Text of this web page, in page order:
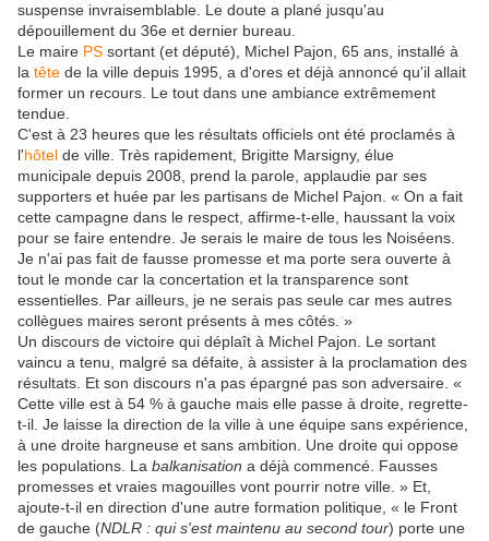
suspense invraisemblable. Le doute a plané jusqu'au
dépouillement du 36e et dernier bureau.
Le maire PS sortant (et député), Michel Pajon, 65 ans, installé à
la tête de la ville depuis 1995, a d'ores et déjà annoncé qu'il allait
former un recours. Le tout dans une ambiance extrêmement
tendue.
C'est à 23 heures que les résultats officiels ont été proclamés à
l'hôtel de ville. Très rapidement, Brigitte Marsigny, élue
municipale depuis 2008, prend la parole, applaudie par ses
supporters et huée par les partisans de Michel Pajon. « On a fait
cette campagne dans le respect, affirme-t-elle, haussant la voix
pour se faire entendre. Je serais le maire de tous les Noiséens.
Je n'ai pas fait de fausse promesse et ma porte sera ouverte à
tout le monde car la concertation et la transparence sont
essentielles. Par ailleurs, je ne serais pas seule car mes autres
collègues maires seront présents à mes côtés. »
Un discours de victoire qui déplaît à Michel Pajon. Le sortant
vaincu a tenu, malgré sa défaite, à assister à la proclamation des
résultats. Et son discours n'a pas épargné pas son adversaire. «
Cette ville est à 54 % à gauche mais elle passe à droite, regrette-
t-il. Je laisse la direction de la ville à une équipe sans expérience,
à une droite hargneuse et sans ambition. Une droite qui oppose
les populations. La balkanisation a déjà commencé. Fausses
promesses et vraies magouilles vont pourrir notre ville. » Et,
ajoute-t-il en direction d'une autre formation politique, « le Front
de gauche (NDLR : qui s'est maintenu au second tour) porte une